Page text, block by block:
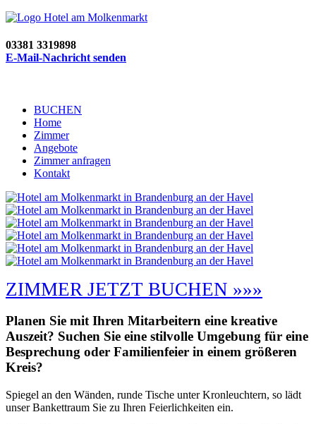
03381 3319898
E-Mail-Nachricht senden
BUCHEN
Home
Zimmer
Angebote
Zimmer anfragen
Kontakt
ZIMMER JETZT BUCHEN »»»
Planen Sie mit Ihren Mitarbeitern eine kreative
Auszeit? Suchen Sie eine stilvolle Umgebung für eine
Besprechung oder Familienfeier in einem größeren
Kreis?
Spiegel an den Wänden, runde Tische unter Kronleuchtern, so lädt
unser Bankettraum Sie zu Ihren Feierlichkeiten ein.